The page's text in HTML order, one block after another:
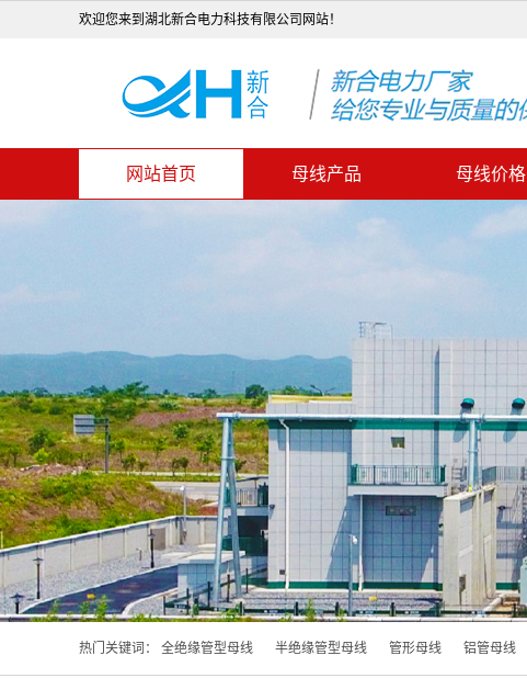
欢迎您来到湖北新合电力科技有限公司网站！
网站首页 母线产品 母线价格
热门关键词： 全绝缘管型母线 半绝缘管型母线 管形母线 铝管母线